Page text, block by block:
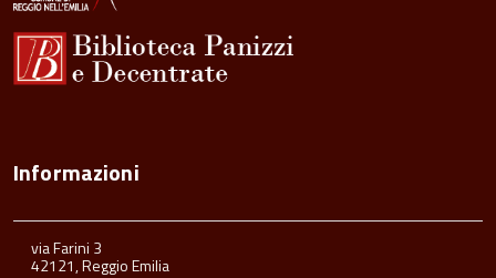
Informazioni
via Farini 3
42121, Reggio Emilia